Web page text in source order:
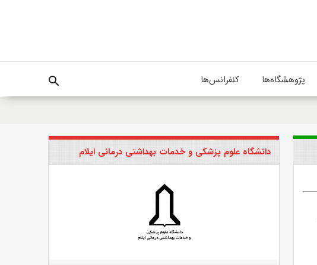
پژوهشگاه‌ها کنفرانس‌ها search
دانشگاه علوم پزشکی و خدمات بهداشتی درمانی ایلام